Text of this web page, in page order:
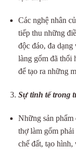
Các nghệ nhân
tiếp thu những
độc đáo, đa
làng gốm đã thổi
để tạo ra những
Sự tinh tế trong
Những sản phẩm
thợ làm gốm
chế đất, tạo